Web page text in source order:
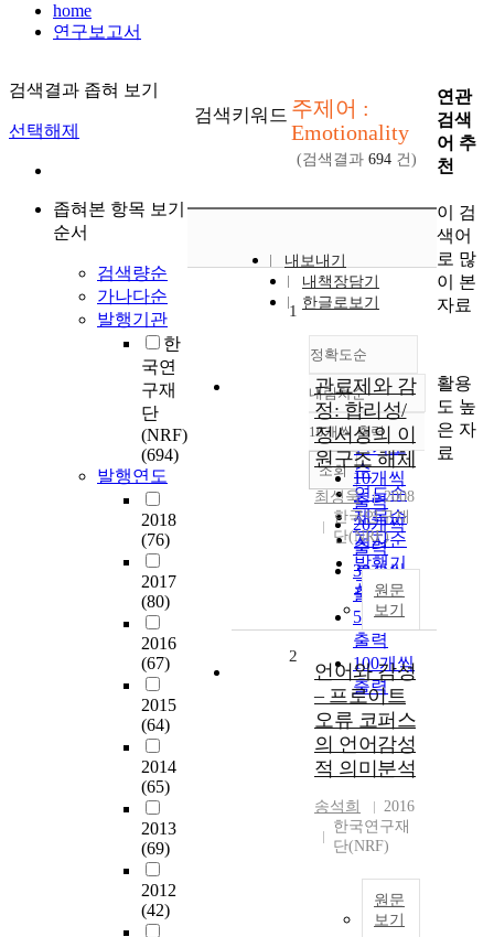
home
연구보고서
검색결과 좁혀 보기
선택해제
좁혀본 항목 보기
순서
검색량순
가나다순
발행기관
한
국연
구재
단
(NRF)
(694)
발행연도
2018
(76)
2017
(80)
2016
(67)
2015
(64)
2014
(65)
2013
(69)
2012
(42)
검색키워드 주제어 :
Emotionality
(검색결과 694 건)
내보내기
내책장담기
한글로보기
정확도순
정확도
순
인기도
순
연도순
제목순
저자순
발행기
관순
내림차순
내림차순
10개씩 출력
10개씩
출력
20개씩
출력
30개씩
출력
50개씩
출력
100개씩
출력
조회
1
관료제와 감
정: 합리성/
정서성의 이
원구조 해체
최성욱
2008
한국연구재
단(NRF)
원문
보기
2
언어와 감성
– 프로이트
오류 코퍼스
의 언어감성
적 의미분석
송석희
2016
한국연구재
단(NRF)
원문
보기
연관
검색
어 추
천
이 검
색어
로 많
이 본
자료
활용
도 높
은 자
료